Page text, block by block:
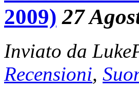
2009) 27
Inviato da
Recensioni,